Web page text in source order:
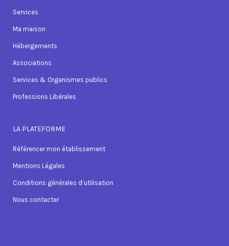
Services
Ma maison
Hébergements
Associations
Services & Organismes publics
Professions Libérales
LA PLATEFORME
Référencer mon établissement
Mentions Légales
Conditions générales d’utilisation
Nous contacter